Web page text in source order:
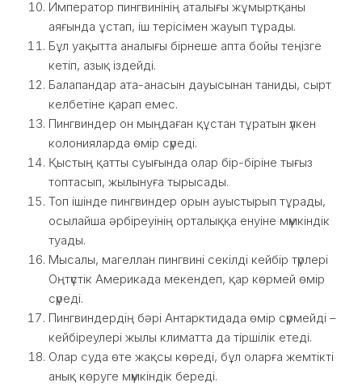
Император пингвинінің аталығы жұмыртқаны
аяғында ұстап, іш терісімен жауып тұрады.
Бұл уақытта аналығы бірнеше апта бойы теңізге
кетіп, азық іздейді.
Балапандар ата-анасын дауысынан таниды, сырт
келбетіне қарап емес.
Пингвиндер он мыңдаған құстан тұратын үлкен
колонияларда өмір сүреді.
Қыстың қатты суығында олар бір-біріне тығыз
топтасып, жылынуға тырысады.
Топ ішінде пингвиндер орын ауыстырып тұрады,
осылайша әрбіреуінің орталыққа енуіне мүмкіндік
туады.
Мысалы, магеллан пингвині секілді кейбір түрлері
Оңтүстік Америкада мекендеп, қар көрмей өмір
сүреді.
Пингвиндердің бәрі Антарктидада өмір сүрмейді –
кейбіреулері жылы климатта да тіршілік етеді.
Олар суда өте жақсы көреді, бұл оларға жемтікті
анық көруге мүмкіндік береді.